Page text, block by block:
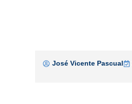
José Vicente Pascual